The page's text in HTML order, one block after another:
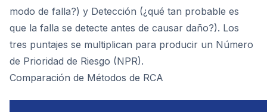
modo de falla?) y Detección (¿qué tan probable es
que la falla se detecte antes de causar daño?). Los
tres puntajes se multiplican para producir un Número
de Prioridad de Riesgo (NPR).
Comparación de Métodos de RCA